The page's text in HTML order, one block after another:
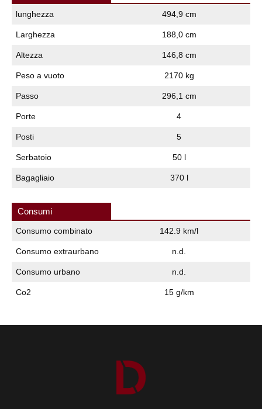
lunghezza 494,9 cm
Larghezza 188,0 cm
Altezza 146,8 cm
Peso a vuoto 2170 kg
Passo 296,1 cm
Porte 4
Posti 5
Serbatoio 50 l
Bagagliaio 370 l
Consumi
Consumo combinato 142.9 km/l
Consumo extraurbano n.d.
Consumo urbano n.d.
Co2 15 g/km